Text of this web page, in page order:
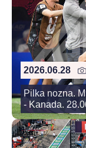
2026.06.28
Pilka nozna.
- Kanada.